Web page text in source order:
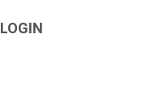
LOGIN